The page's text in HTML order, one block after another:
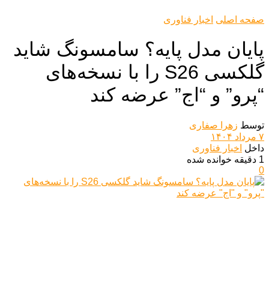
صفحه اصلی اخبار فناوری
پایان مدل پایه؟ سامسونگ شاید
گلکسی S26 را با نسخه‌های
“پرو” و “اج” عرضه کند
توسط زهرا صفاری
۷ مرداد ۱۴۰۴
داخل اخبار فناوری
1 دقیقه خوانده شده
0